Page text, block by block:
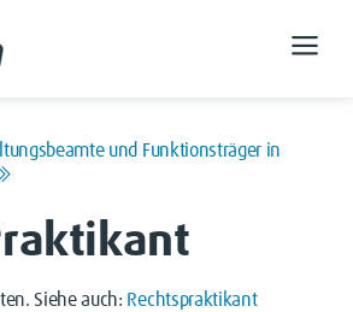
und Funktionsträger in
Siehe auch: Rechtspraktikant